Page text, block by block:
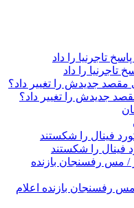
تاجرنیا را داد
جدیدش را تغییر داد؟
فینال را شکستند
رفسنجان بازنده اعلام